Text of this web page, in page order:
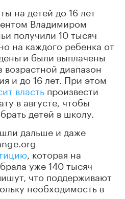
на детей до 16 лет
Владимиром
получили 10 тысяч
на каждого ребенка от
были выплачены
возрастной диапазон
и до 16 лет. При этом
власть произвести
в августе, чтобы
детей в школу.
дальше и даже
, которая на
уже 140 тысяч
что поддерживают
необходимость в